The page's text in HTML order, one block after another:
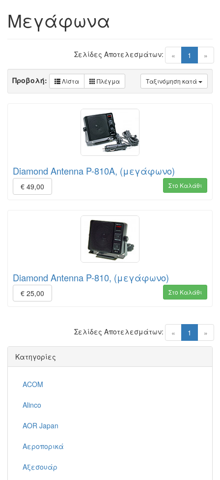
Μεγάφωνα
« 1 (current)
»
Σελίδες Αποτελεσμάτων:
Ταξινόμηση κατά
Προβολή: Λίστα Πλέγμα
Diamond Antenna P-810A, (μεγάφωνο)
€ 49,00 Στο Καλάθι
Diamond Antenna P-810, (μεγάφωνο)
€ 25,00 Στο Καλάθι
« 1 (current)
»
Σελίδες Αποτελεσμάτων:
Κατηγορίες
ACOM
Alinco
AOR Japan
Αεροπορικά
Αξεσουάρ